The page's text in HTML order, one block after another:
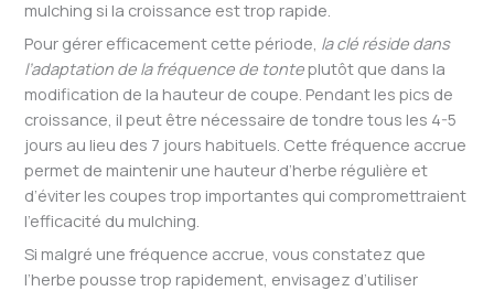
mulching si la croissance est trop rapide.
Pour gérer efficacement cette période, la clé réside dans
l’adaptation de la fréquence de tonteplutôt que dans la
modification de la hauteur de coupe. Pendant les pics de
croissance, il peut être nécessaire de tondre tous les 4-5
jours au lieu des 7 jours habituels. Cette fréquence accrue
permet de maintenir une hauteur d’herbe régulière et
d’éviter les coupes trop importantes qui compromettraient
l’efficacité du mulching.
Si malgré une fréquence accrue, vous constatez que
l’herbe pousse trop rapidement, envisagez d’utiliser